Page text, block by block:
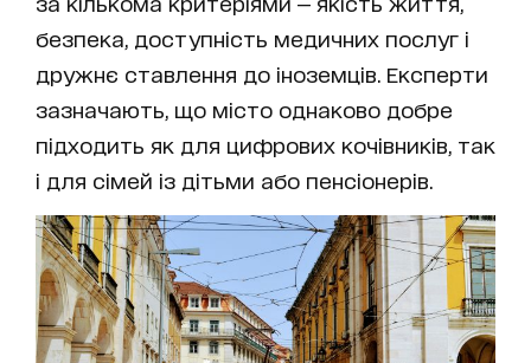
безпека, доступність медичних послуг і
дружнє ставлення до іноземців. Експерти
зазначають, що місто однаково добре
підходить як для цифрових кочівників, так
і для сімей із дітьми або пенсіонерів.